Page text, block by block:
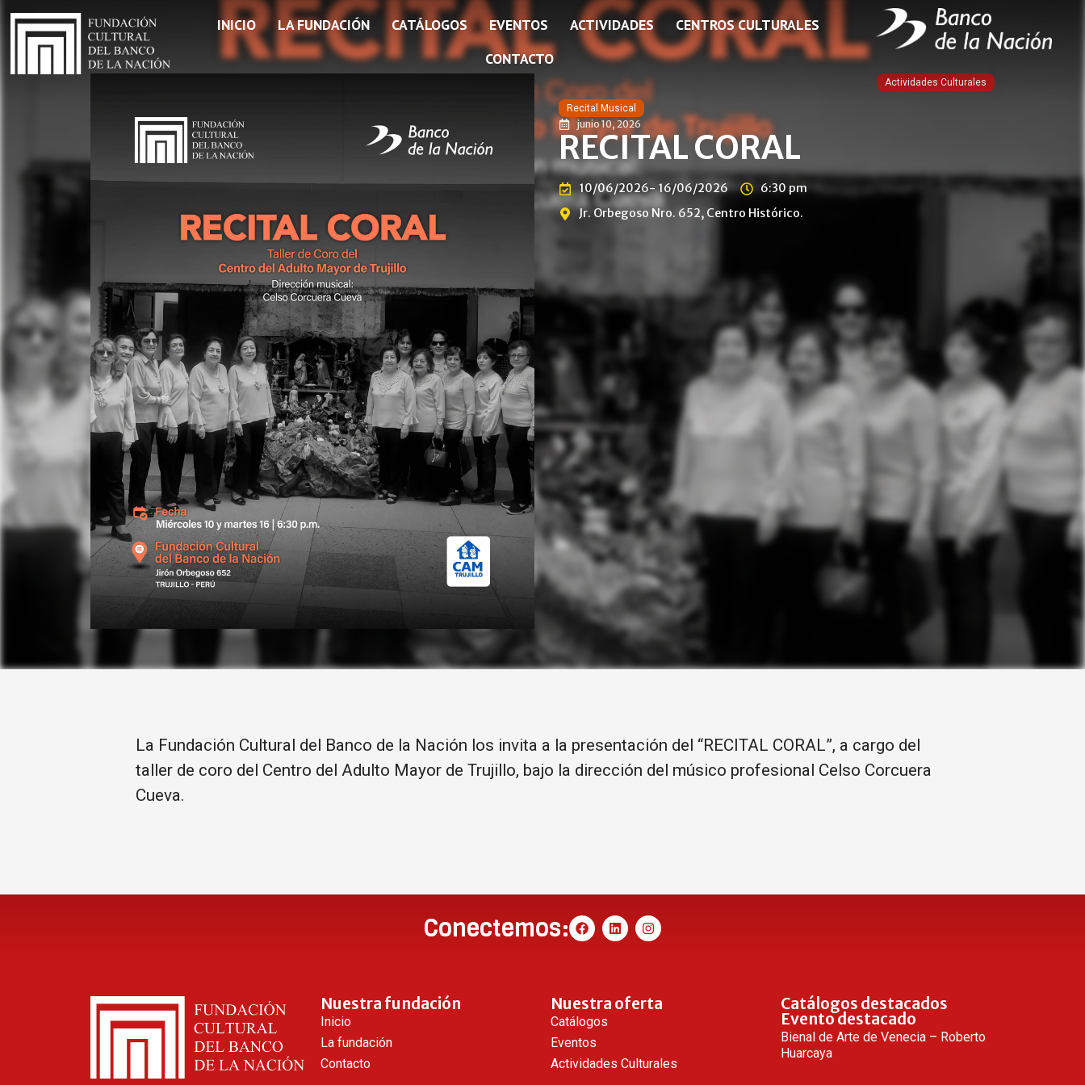
INICIO LA FUNDACIÓN CATÁLOGOS EVENTOS ACTIVIDADES
CENTROS CULTURALES
CONTACTO
Actividades Culturales
Recital Musical
junio 10, 2026
RECITAL CORAL
10/06/2026- 16/06/2026
6:30 pm
Jr. Orbegoso Nro. 652, Centro Histórico.
La Fundación Cultural del Banco de la Nación los invita a la presentación del “RECITAL CORAL”, a cargo del
taller de coro del Centro del Adulto Mayor de Trujillo, bajo la dirección del músico profesional Celso Corcuera
Cueva.
Conectemos:
Nuestra fundación
Inicio
La fundación
Contacto
Nuestra oferta
Catálogos
Eventos
Actividades Culturales
Catálogos destacados
Evento destacado
Bienal de Arte de Venecia – Roberto
Huarcaya